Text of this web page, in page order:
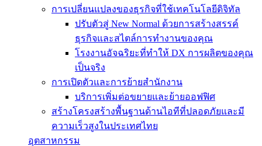
การเปลี่ยนแปลงของธุรกิจที่ใช้เทคโนโลยีดิจิทัล
ปรับตัวสู่ New Normal ด้วยการสร้างสรรค์
ธุรกิจและสไตล์การทำงานของคุณ
โรงงานอัจฉริยะที่ทำให้ DX การผลิตของคุณ
เป็นจริง
การเปิดตัวและการย้ายสำนักงาน
บริการเพิ่มต่อขยายและย้ายออฟฟิศ
สร้างโครงสร้างพื้นฐานด้านไอทีที่ปลอดภัยและมี
ความเร็วสูงในประเทศไทย
อุตสาหกรรม